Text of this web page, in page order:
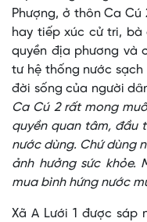
Phượng, ở thôn Ca
hay tiếp xúc cử tri, bà
quyền địa phương và
tư hệ thống nước
đời sống của người
Ca Cú 2 rất mong
quyền quan tâm, đầu
nước dùng. Chứ dùng
ảnh hưởng sức khỏe.
mua bình hứng nước
Xã A Lưới 1 được sáp